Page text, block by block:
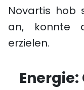
Novartis hob
an, konnte
erzielen.